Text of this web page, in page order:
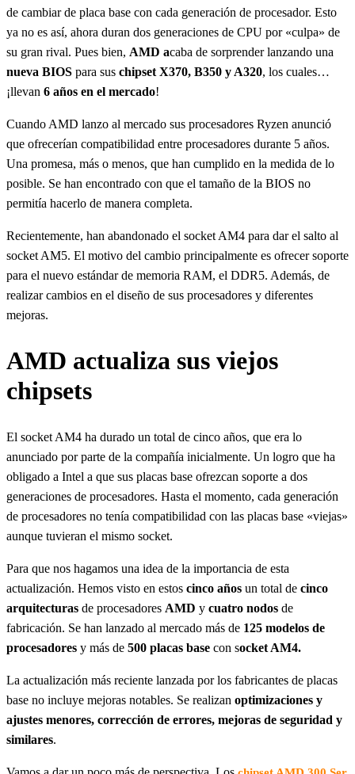
de cambiar de placa base con cada generación de procesador. Esto
ya no es así, ahora duran dos generaciones de CPU por «culpa» de
su gran rival. Pues bien, AMD acaba de sorprender lanzando una
nueva BIOS para sus chipset X370, B350 y A320, los cuales…
¡llevan 6 años en el mercado!
Cuando AMD lanzo al mercado sus procesadores Ryzen anunció
que ofrecerían compatibilidad entre procesadores durante 5 años.
Una promesa, más o menos, que han cumplido en la medida de lo
posible. Se han encontrado con que el tamaño de la BIOS no
permitía hacerlo de manera completa.
Recientemente, han abandonado el socket AM4 para dar el salto al
socket AM5. El motivo del cambio principalmente es ofrecer soporte
para el nuevo estándar de memoria RAM, el DDR5. Además, de
realizar cambios en el diseño de sus procesadores y diferentes
mejoras.
AMD actualiza sus viejos
chipsets
El socket AM4 ha durado un total de cinco años, que era lo
anunciado por parte de la compañía inicialmente. Un logro que ha
obligado a Intel a que sus placas base ofrezcan soporte a dos
generaciones de procesadores. Hasta el momento, cada generación
de procesadores no tenía compatibilidad con las placas base «viejas»
aunque tuvieran el mismo socket.
Para que nos hagamos una idea de la importancia de esta
actualización. Hemos visto en estos cinco años un total de cinco
arquitecturas de procesadores AMD y cuatro nodos de
fabricación. Se han lanzado al mercado más de 125 modelos de
procesadores y más de 500 placas base con socket AM4.
La actualización más reciente lanzada por los fabricantes de placas
base no incluye mejoras notables. Se realizan optimizaciones y
ajustes menores, corrección de errores, mejoras de seguridad y
similares.